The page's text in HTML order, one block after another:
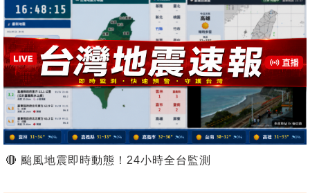
🔴 颱風地震即時動態！24小時全台監測